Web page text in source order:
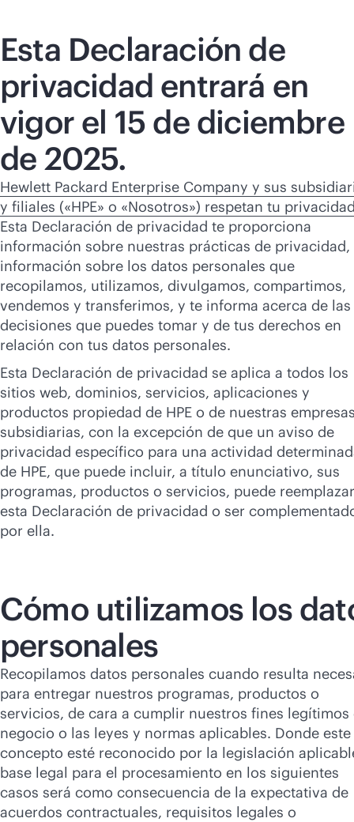
Esta Declaración de
privacidad entrará en
vigor el 15 de diciembre
de 2025.
Hewlett Packard Enterprise Company y sus
y filiales («HPE» o «Nosotros») respetan tu
Esta Declaración de privacidad te proporciona
información sobre nuestras prácticas de privacidad,
información sobre los datos personales que
recopilamos, utilizamos, divulgamos, compartimos,
vendemos y transferimos, y te informa acerca de las
decisiones que puedes tomar y de tus derechos en
relación con tus datos personales.
Esta Declaración de privacidad se aplica a todos los
sitios web, dominios, servicios, aplicaciones y
productos propiedad de HPE o de nuestras
subsidiarias, con la excepción de que un aviso de
privacidad específico para una actividad
de HPE, que puede incluir, a título enunciativo, sus
programas, productos o servicios, puede
esta Declaración de privacidad o ser
por ella.
Cómo utilizamos los
personales
Recopilamos datos personales cuando resulta
para entregar nuestros programas, productos o
servicios, de cara a cumplir nuestros fines legítimos
negocio o las leyes y normas aplicables. Donde este
concepto esté reconocido por la legislación
base legal para el procesamiento en los siguientes
casos será como consecuencia de la expectativa de
acuerdos contractuales, requisitos legales o